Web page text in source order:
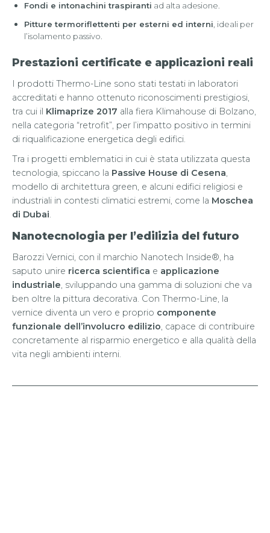
Fondi e intonachini traspiranti ad alta adesione.
Pitture termoriflettenti per esterni ed interni, ideali per
l’isolamento passivo.
Prestazioni certificate e applicazioni reali
I prodotti Thermo-Line sono stati testati in laboratori
accreditati e hanno ottenuto riconoscimenti prestigiosi,
tra cui il Klimaprize 2017 alla fiera Klimahouse di Bolzano,
nella categoria “retrofit”, per l’impatto positivo in termini
di riqualificazione energetica degli edifici.
Tra i progetti emblematici in cui è stata utilizzata questa
tecnologia, spiccano la Passive House di Cesena,
modello di architettura green, e alcuni edifici religiosi e
industriali in contesti climatici estremi, come la Moschea
di Dubai.
Nanotecnologia per l’edilizia del futuro
Barozzi Vernici, con il marchio Nanotech Inside®, ha
saputo unire ricerca scientifica e applicazione
industriale, sviluppando una gamma di soluzioni che va
ben oltre la pittura decorativa. Con Thermo-Line, la
vernice diventa un vero e proprio componente
funzionale dell’involucro edilizio, capace di contribuire
concretamente al risparmio energetico e alla qualità della
vita negli ambienti interni.